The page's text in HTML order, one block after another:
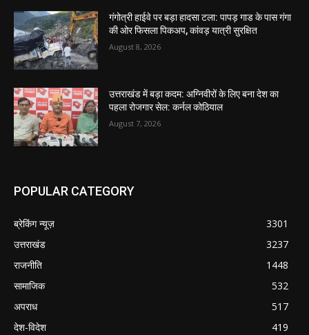
गंगोत्री हाईवे पर बड़ा हादसा टला: पापड़ गाड के पास गंगा
की ओर फिसला पिकअप, कांवड़ यात्री सुरक्षित
August 8, 2026
उत्तराखंड में बड़ा कदम: अग्निवीरों के लिए बना देश का
पहला रोजगार सेल: कर्नल कोठियाल
August 7, 2026
POPULAR CATEGORY
ब्रेकिंग न्यूज़
3301
उत्तराखंड
3237
राजनीति
1448
सामाजिक
532
अपराध
517
देश-विदेश
419